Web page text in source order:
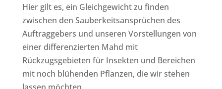
Hier gilt es, ein Gleichgewicht zu finden
zwischen den Sauberkeitsansprüchen des
Auftraggebers und unseren Vorstellungen von
einer differenzierten Mahd mit
Rückzugsgebieten für Insekten und Bereichen
mit noch blühenden Pflanzen, die wir stehen